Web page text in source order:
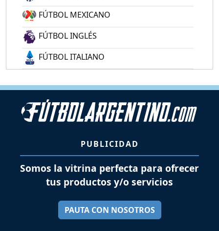
FÚTBOL MEXICANO
FÚTBOL INGLÉS
FÚTBOL ITALIANO
PUBLICIDAD
Somos la vitrina perfecta para ofrecer
tus productos y/o servicios
PAUTA CON NOSOTROS